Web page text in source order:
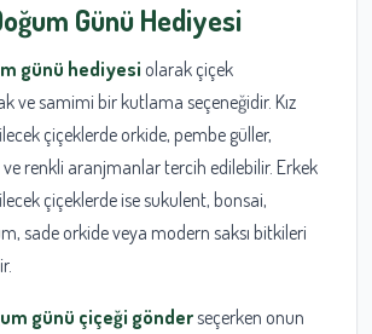
Günü Hediyesi
günü hediyesi olarak çiçek
ve samimi bir kutlama seçeneğidir. Kız
çiçeklerde orkide, pembe güller,
renkli aranjmanlar tercih edilebilir. Erkek
çiçeklerde ise sukulent, bonsai,
sade orkide veya modern saksı bitkileri
günü çiçeği gönderseçerken onun